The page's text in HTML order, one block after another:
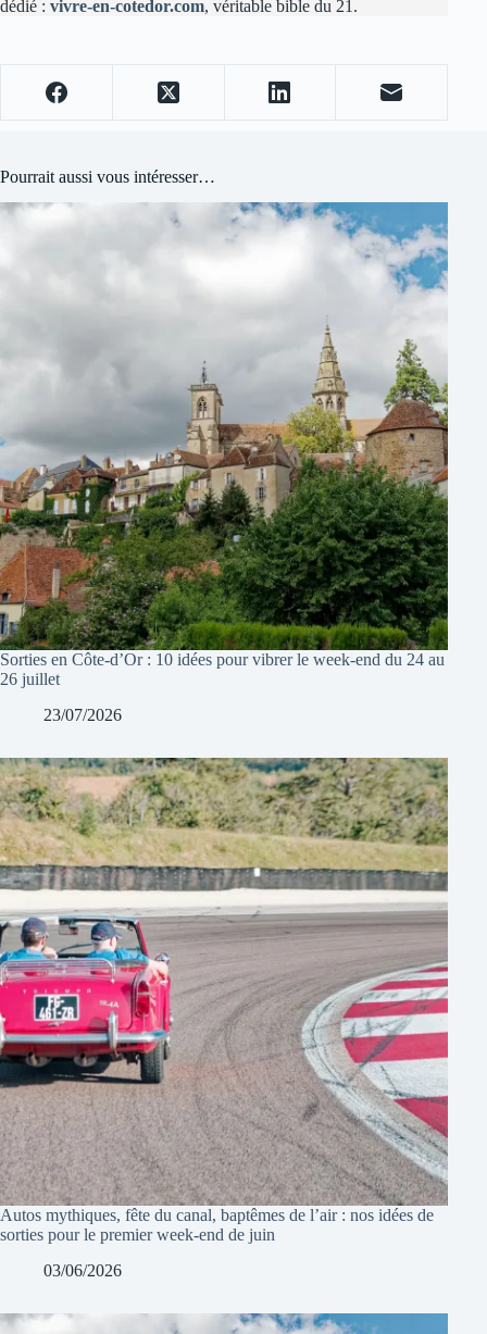
dédié : vivre-en-cotedor.com, véritable bible du 21.
Pourrait aussi vous intéresser…
Sorties en Côte-d’Or : 10 idées pour vibrer le week-end du 24 au
26 juillet
23/07/2026
Autos mythiques, fête du canal, baptêmes de l’air : nos idées de
sorties pour le premier week-end de juin
03/06/2026